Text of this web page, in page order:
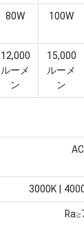
80W 100W
12,000
ルーメ
ン
15,000
ルーメ
ン
3000K |